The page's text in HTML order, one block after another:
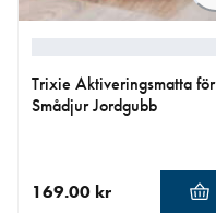
Trixie Aktiveringsmatta för
Smådjur Jordgubb
169.00 kr